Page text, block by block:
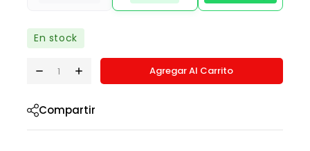
En stock
Agregar Al Carrito
Compartir